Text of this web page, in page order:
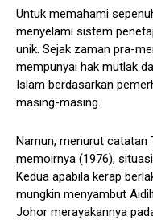
Untuk memahami
menyelami sistem
unik. Sejak zaman pra-
mempunyai hak mutlak
Islam berdasarkan
masing-masing.
Namun, menurut catatan
memoirnya (1976),
Kedua apabila kerap
mungkin menyambut
Johor merayakannya